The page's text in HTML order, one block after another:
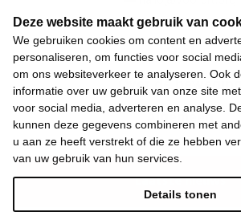
Deze website maakt gebruik van
We gebruiken cookies om content en
personaliseren, om functies voor social
om ons websiteverkeer te analyseren. Ook
informatie over uw gebruik van onze site
voor social media, adverteren en analyse.
kunnen deze gegevens combineren met
u aan ze heeft verstrekt of die ze hebben
van uw gebruik van hun services.
Details tonen
Snel
Over de
Algemeen
Laatste nieuws